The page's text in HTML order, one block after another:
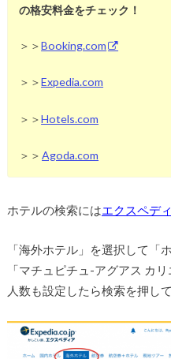
の格安料金をチェック！
＞＞Booking.com
＞＞Expedia.com
＞＞Hotels.com
＞＞ Agoda.com
ホテルの検索にはエクスペデ
「海外ホテル」を選択して「
「マチュピチュ-アグアス カ
人数も設定したら検索を押して